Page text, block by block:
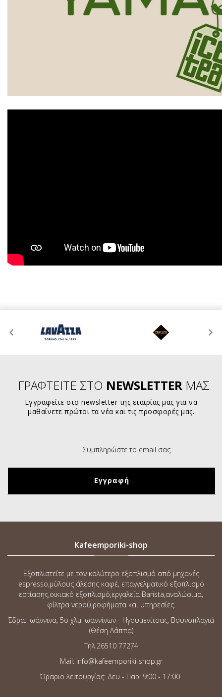
ΓΡΑΦΤΕΙΤΕ ΣΤΟ NEWSLETTERΜΑΣ
Εγγραφείτε στο newsletter της εταιρίας μας για να
μαθαίνετε πρώτοι τα νέα και τις προσφορές μας.
Kafeemporiki-shop
Εξοπλιστείτε με τον καλύτερο εξοπλισμό από μηχανές
espresso,μύλους άλεσης καφέ, επαγγελματικό εξοπλισμό
εστίασης,οικιακό εξοπλισμό,εργαλεία Barista,αναλώσιμα,
φίλτρα νερού,ροφήματα και υπηρεσίες.
Έδρα: Ιωάννινα, 5o χλμ Ιωαννίνων - Ηγουμενίτσας, Βουνοπλαγιά
(Θέση Λάππα)
Τηλ.26510 77274
Mail: info@kafeemporiki-shop.gr
Ώραριο λειτουργίας: Δευ - Παρ: 9:00 - 17:00